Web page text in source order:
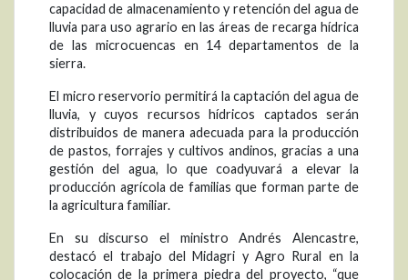
capacidad de almacenamiento y retención del agua de
lluvia para uso agrario en las áreas de recarga hídrica
de las microcuencas en 14 departamentos de la
sierra.
El micro reservorio permitirá la captación del agua de
lluvia, y cuyos recursos hídricos captados serán
distribuidos de manera adecuada para la producción
de pastos, forrajes y cultivos andinos, gracias a una
gestión del agua, lo que coadyuvará a elevar la
producción agrícola de familias que forman parte de
la agricultura familiar.
En su discurso el ministro Andrés Alencastre,
destacó el trabajo del Midagri y Agro Rural en la
colocación de la primera piedra del proyecto, “que